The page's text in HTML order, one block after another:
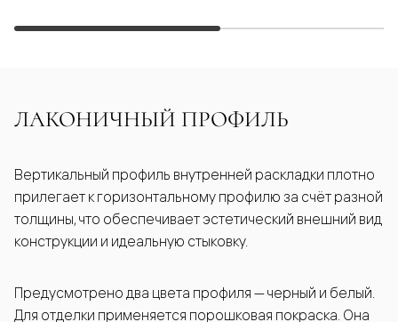
ЛАКОНИЧНЫЙ ПРОФИЛЬ
Вертикальный профиль внутренней раскладки плотно
прилегает к горизонтальному профилю за счёт разной
толщины, что обеспечивает эстетический внешний вид
конструкции и идеальную стыковку.
Предусмотрено два цвета профиля — черный и белый.
Для отделки применяется порошковая покраска. Она